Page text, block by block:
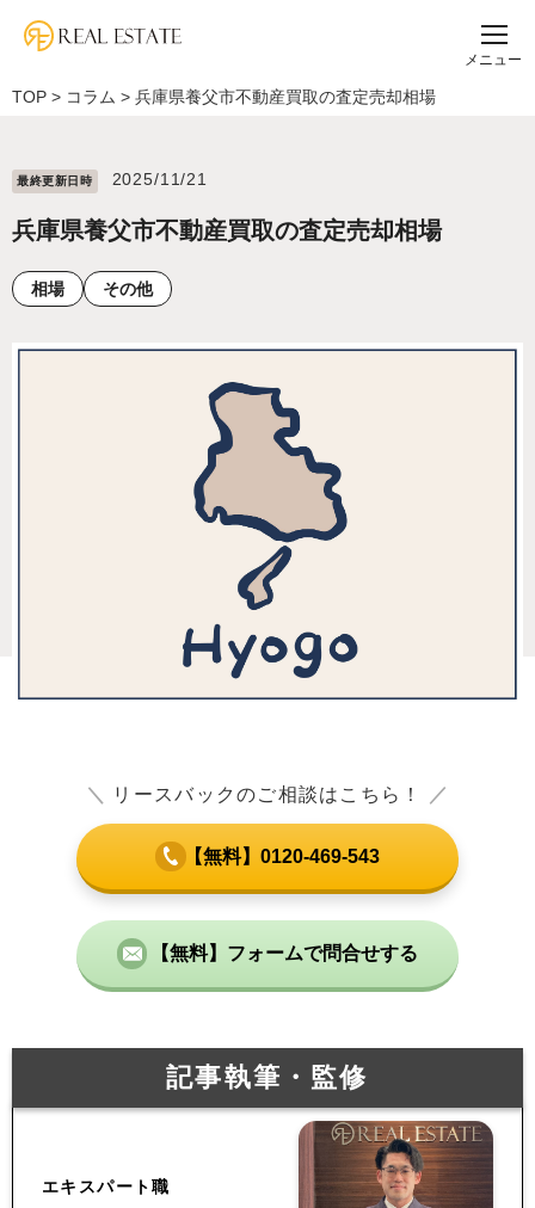
メニュー
TOP > コラム > 兵庫県養父市不動産買取の査定売却相場
最終更新⽇時 2025/11/21
兵庫県養父市不動産買取の査定売却相場
相場 その他
＼ リースバックのご相談はこちら！ ／
【無料】0120-469-543
【無料】フォームで問合せする
記事執筆・監修
エキスパート職